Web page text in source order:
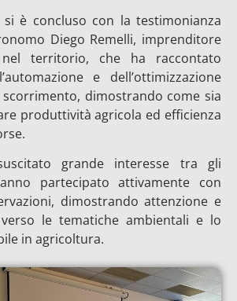
si è concluso con la testimonianza
Diego Remelli, imprenditore
territorio, che ha raccontato
e dell’ottimizzazione
scorrimento, dimostrando come sia
produttività agricola ed efficienza
grande interesse tra gli
partecipato attivamente con
dimostrando attenzione e
verso le tematiche ambientali e lo
in agricoltura.